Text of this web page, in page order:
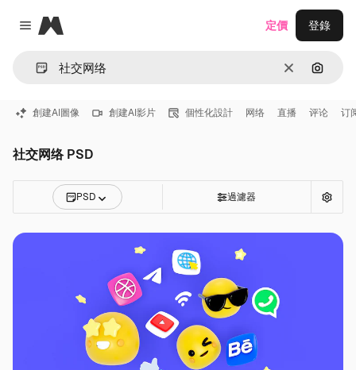
Close menu
Magnific
清除 通過圖
定價 登錄
創建AI圖像 創建AI影片 個性化設計 网络 直播 评论 订
社交网络 PSD
PSD 過濾器